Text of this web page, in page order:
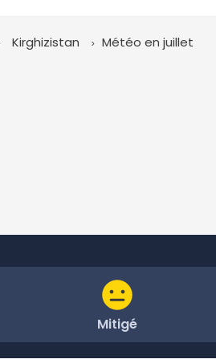
Kirghizistan Météo en juillet
Mitigé